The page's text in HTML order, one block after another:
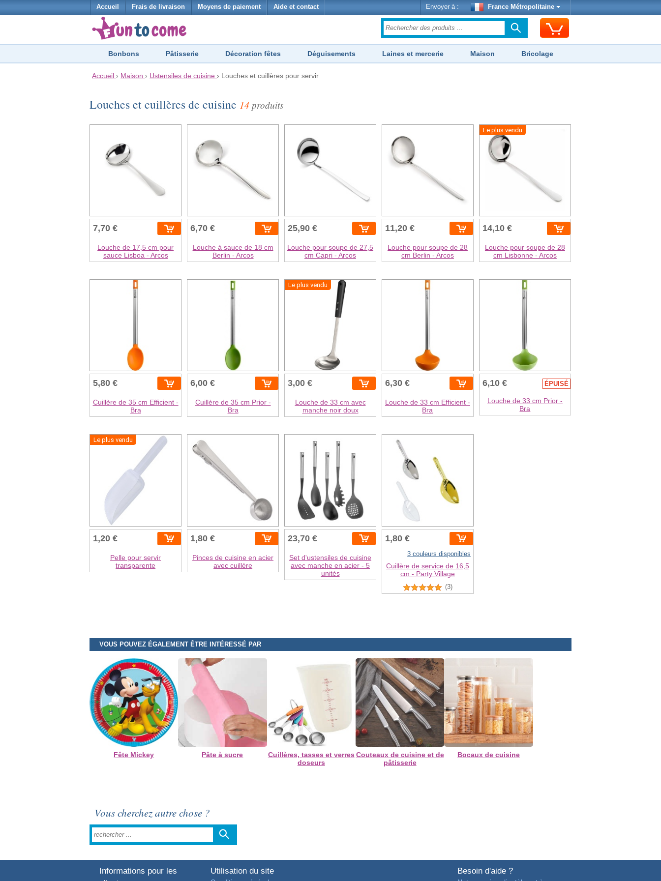
Accueil Frais de livraison Moyens de paiement Aide et contact Envoyer à : France Métropolitaine
Bonbons Pâtisserie Décoration fêtes Déguisements Laines et mercerie Maison Bricolage
Accueil › Maison › Ustensiles de cuisine › Louches et cuillères pour servir
Louches et cuillères de cuisine 14 produits
7,70 €
Louche de 17,5 cm pour
sauce Lisboa - Arcos
6,70 €
Louche à sauce de 18 cm
Berlin - Arcos
25,90 €
Louche pour soupe de 27,5
cm Capri - Arcos
11,20 €
Louche pour soupe de 28
cm Berlin - Arcos
Le plus vendu
14,10 €
Louche pour soupe de 28
cm Lisbonne - Arcos
5,80 €
Cuillère de 35 cm Efficient -
Bra
6,00 €
Cuillère de 35 cm Prior -
Bra
Le plus vendu
3,00 €
Louche de 33 cm avec
manche noir doux
6,30 €
Louche de 33 cm Efficient -
Bra
6,10 € ÉPUISÉ
Louche de 33 cm Prior -
Bra
Le plus vendu
1,20 €
Pelle pour servir
transparente
1,80 €
Pinces de cuisine en acier
avec cuillère
23,70 €
Set d'ustensiles de cuisine
avec manche en acier - 5
unités
1,80 €
3 couleurs disponibles
Cuillère de service de 16,5
cm - Party Village
(3)
VOUS POUVEZ ÉGALEMENT ÊTRE INTÉRESSÉ PAR
Fête Mickey Pâte à sucre
Cuillères, tasses et verres
doseurs
Couteaux de cuisine et de
pâtisserie
Bocaux de cuisine
Vous cherchez autre chose ?
Informations pour les
Utilisation du site Besoin d'aide ?